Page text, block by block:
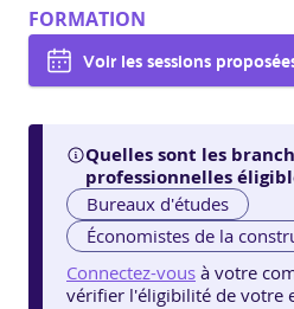
FORMATION
Voir les sessions
Quelles sont les
professionnelles
Bureaux d'études
Économistes de la
Connectez-vous à votre
vérifier l'éligibilité de votre